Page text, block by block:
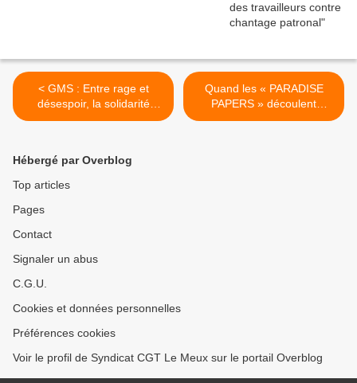
< GMS : Entre rage et
désespoir, la solidarité
s’organise
Quand les « PARADISE
PAPERS » découlent
directement des règles de
Hébergé par Overblog
Top articles
Pages
Contact
Signaler un abus
C.G.U.
Cookies et données personnelles
Préférences cookies
Voir le profil de Syndicat CGT Le Meux sur le portail Overblog